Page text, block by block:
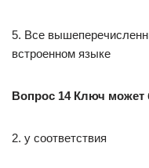
5. Все
встроенном языке
Вопрос 14 Ключ может
2. у соответствия